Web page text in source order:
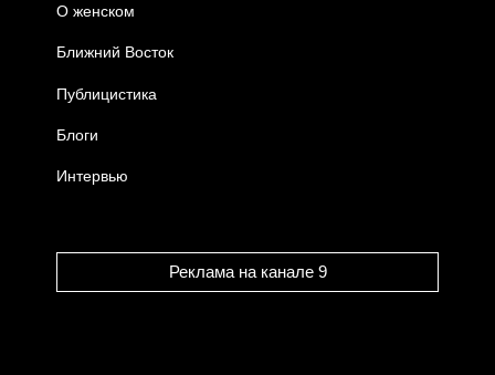
О женском
Ближний Восток
Публицистика
Блоги
Интервью
Реклама на канале 9